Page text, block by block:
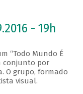
- 19h
“Todo Mundo É
conjunto por
O grupo, formado
visual.